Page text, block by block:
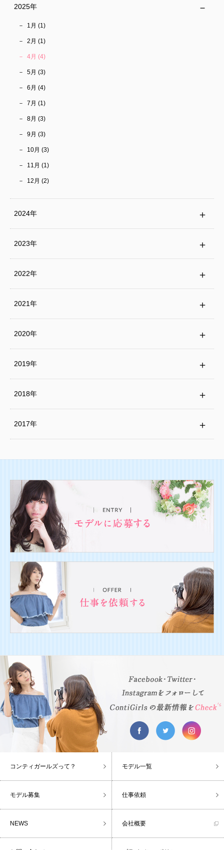
2025年
1月 (1)
2月 (1)
4月 (4)
5月 (3)
6月 (4)
7月 (1)
8月 (3)
9月 (3)
10月 (3)
11月 (1)
12月 (2)
2024年
2023年
2022年
2021年
2020年
2019年
2018年
2017年
コンティガールズって？ モデル一覧
モデル募集 仕事依頼
NEWS 会社概要